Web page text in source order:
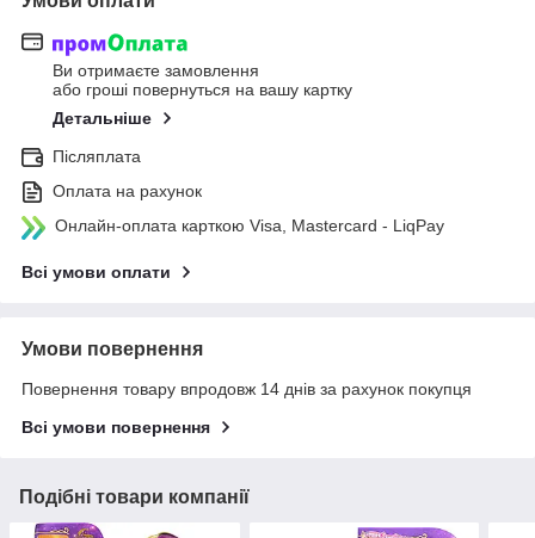
Ви отримаєте замовлення
або гроші повернуться на вашу картку
Детальніше
Післяплата
Оплата на рахунок
Онлайн-оплата карткою Visa, Mastercard - LiqPay
Всі умови оплати
Умови повернення
Повернення товару впродовж 14 днів за рахунок покупця
Всі умови повернення
Подібні товари компанії